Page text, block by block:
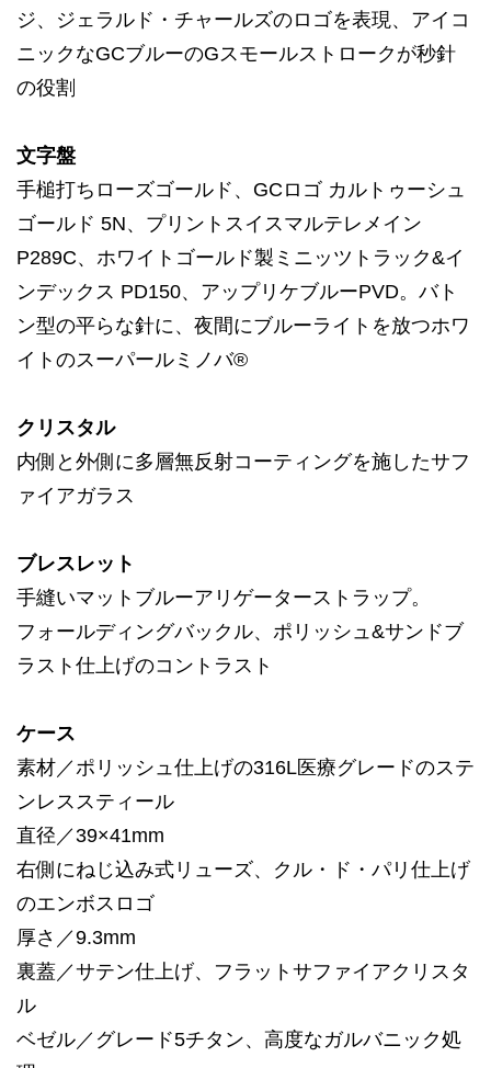
ジ、ジェラルド・チャールズのロゴを表現、アイコ
ニックなGCブルーのGスモールストロークが秒針
の役割
文字盤
手槌打ちローズゴールド、GCロゴ カルトゥーシュ
ゴールド 5N、プリントスイスマルテレメイン
P289C、ホワイトゴールド製ミニッツトラック&イ
ンデックス PD150、アップリケブルーPVD。バト
ン型の平らな針に、夜間にブルーライトを放つホワ
イトのスーパールミノバ®
クリスタル
内側と外側に多層無反射コーティングを施したサフ
ァイアガラス
ブレスレット
手縫いマットブルーアリゲーターストラップ。
フォールディングバックル、ポリッシュ&サンドブ
ラスト仕上げのコントラスト
ケース
素材／ポリッシュ仕上げの316L医療グレードのステ
ンレススティール
直径／39×41mm
右側にねじ込み式リューズ、クル・ド・パリ仕上げ
のエンボスロゴ
厚さ／9.3mm
裏蓋／サテン仕上げ、フラットサファイアクリスタ
ル
ベゼル／グレード5チタン、高度なガルバニック処